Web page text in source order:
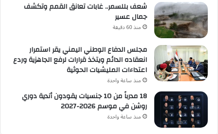
شعف بللسمر.. غابات تعانق القمم وتكشف
جمال عسير
منذ 60 دقيقة
مجلس الدفاع الوطني اليمني يقر استمرار
انعقاده الدائم ويتخذ قرارات لرفع الجاهزية وردع
اعتداءات المليشيات الحوثية
منذ ساعة واحدة
18 مدرباً من 10 جنسيات يقودون أندية دوري
روشن في موسم 2026-2027
منذ ساعة واحدة